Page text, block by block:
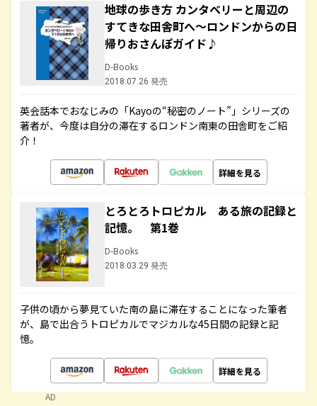
地球の歩き方 カンタベリーと周辺の
すてきな田舎町へ～ロンドンからの日
帰りおさんぽガイド♪
D-Books
2018.07.26 発売
英会話本でおなじみの「Kayoの“秘密のノート”」シリーズの
著者が、今度は自分の滞在するロンドン南東の田舎町をご紹
介！
詳細を見る
とろとろトロピカル ある旅の記録と
記憶。 第1巻
D-Books
2018.03.29 発売
子供の頃から夢見ていた南の島に滞在することになった筆者
が、島で出合うトロピカルでマジカルな45日間の記録と記
憶。
詳細を見る
AD